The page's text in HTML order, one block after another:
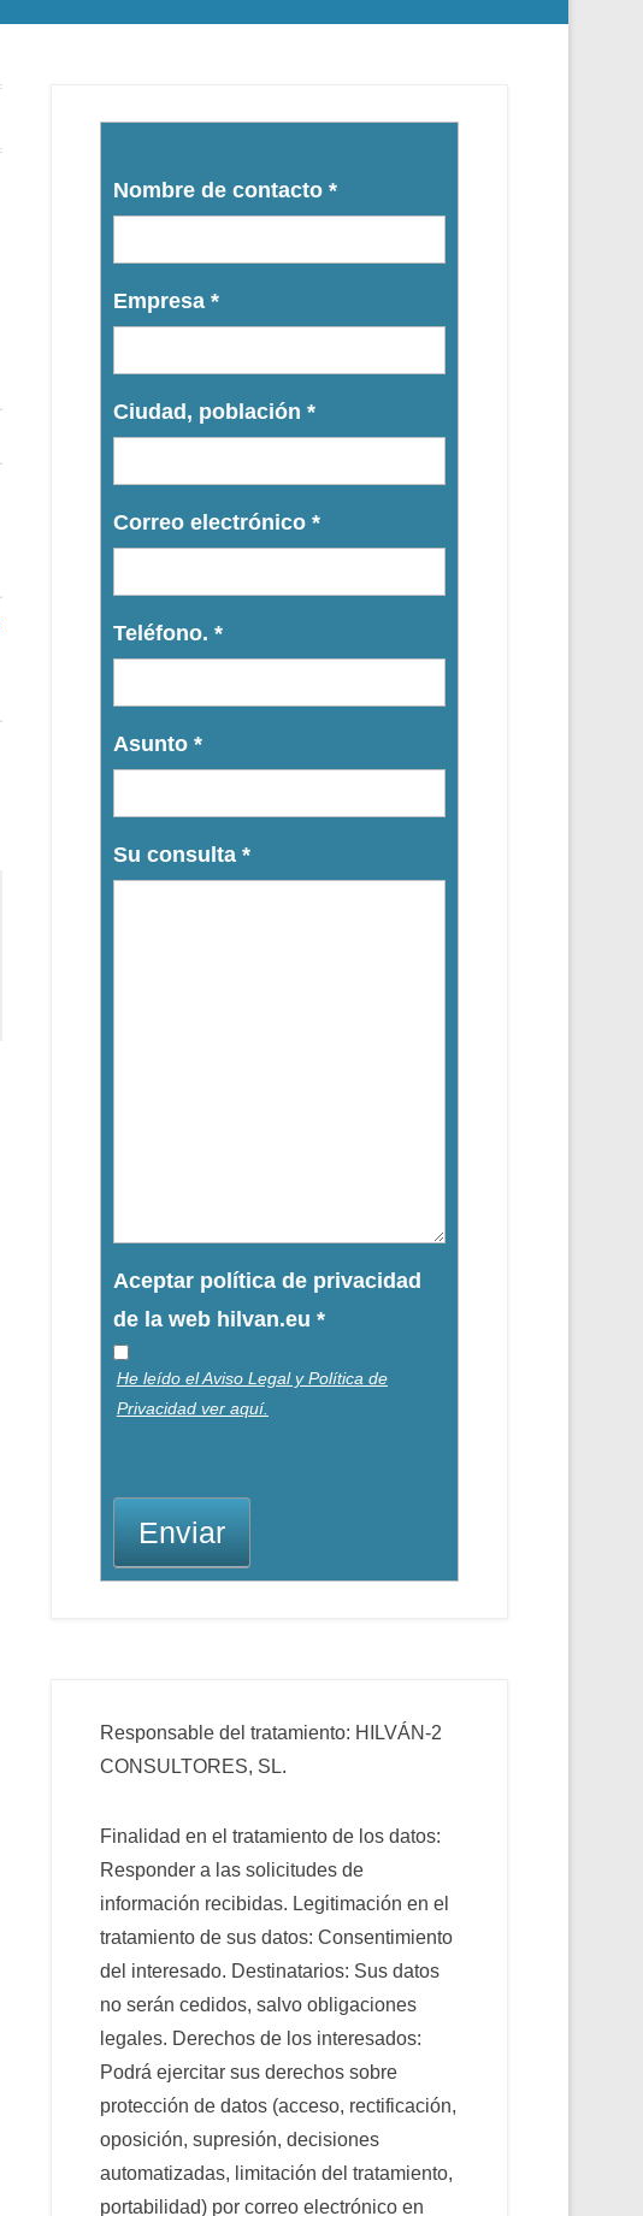
Nombre de contacto *
Empresa *
Ciudad, población *
Correo electrónico *
Teléfono. *
Asunto *
Su consulta *
Aceptar política de privacidad
de la web hilvan.eu *
He leído el Aviso Legal y Política de
Privacidad ver aquí.
Enviar
Responsable del tratamiento: HILVÁN-2
CONSULTORES, SL.
Finalidad en el tratamiento de los datos:
Responder a las solicitudes de
información recibidas. Legitimación en el
tratamiento de sus datos: Consentimiento
del interesado. Destinatarios: Sus datos
no serán cedidos, salvo obligaciones
legales. Derechos de los interesados:
Podrá ejercitar sus derechos sobre
protección de datos (acceso, rectificación,
oposición, supresión, decisiones
automatizadas, limitación del tratamiento,
portabilidad) por correo electrónico en